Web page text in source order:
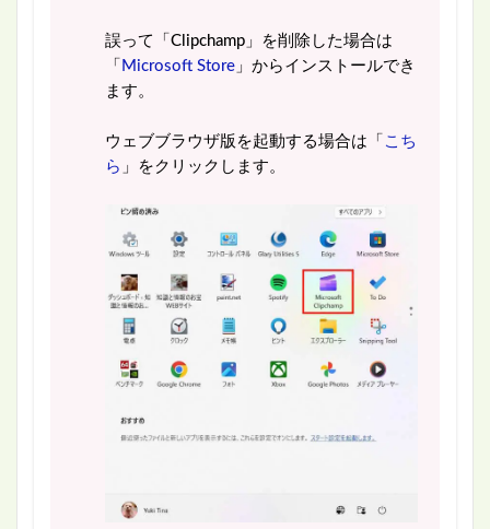
誤って「Clipchamp」を削除した場合は
「 Microsoft Store」からインストールでき
ます。
ウェブブラウザ版を起動する場合は「 こち
ら 」をクリックします。